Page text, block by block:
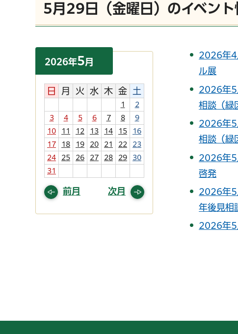
5月29日（金曜日）のイベント
2026年5月
日 月 火 水 木 金 土
1
2
3
4 5 6 7 8
9
10
11 12 13 14 15
16
17
18 19 20 21 22
23
24
25 26 27 28 29
30
31
前月 次月
2026年4
ル展
2026年5
相談（緑
2026年5
相談（緑
2026年5
啓発
2026年5
年後見相
2026年5